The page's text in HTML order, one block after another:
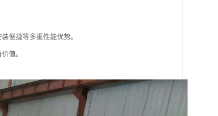
便捷等多重性能优势。
值。